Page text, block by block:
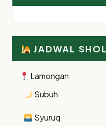
JADWAL
Lamongan
Subuh
Syuruq